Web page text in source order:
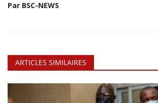
Par BSC-NEWS
ARTICLES SIMILAIRES